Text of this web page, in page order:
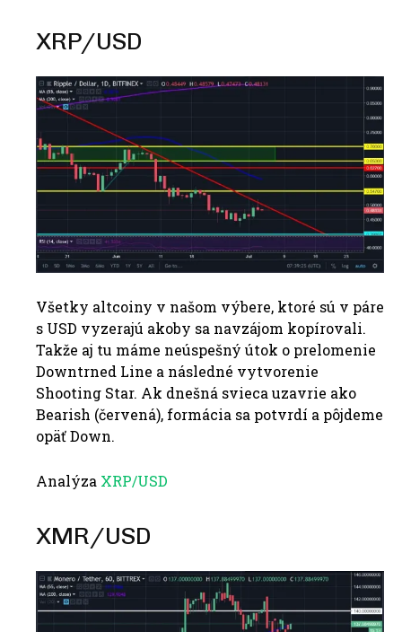
XRP/USD
Všetky altcoiny v našom výbere, ktoré sú v páre
s USD vyzerajú akoby sa navzájom kopírovali.
Takže aj tu máme neúspešný útok o prelomenie
Downtrned Line a následné vytvorenie
Shooting Star. Ak dnešná svieca uzavrie ako
Bearish (červená), formácia sa potvrdí a pôjdeme
opäť Down.
Analýza XRP/USD
XMR/USD